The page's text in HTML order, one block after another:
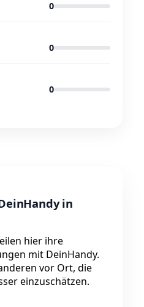
0
0
0
in
hier ihre
mit DeinHandy.
vor Ort, die
einzuschätzen.